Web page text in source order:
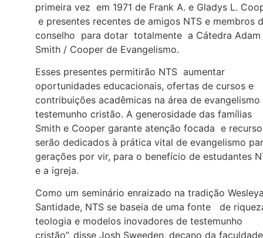
primeira vez em 1971 de Frank A. e Gladys L.
e presentes recentes de amigos NTS e membros
conselho para dotar totalmente a Cátedra Adam
Smith / Cooper de Evangelismo.
Esses presentes permitirão NTS aumentar
oportunidades educacionais, ofertas de cursos e
contribuições acadêmicas na área de evangelismo
testemunho cristão. A generosidade das famílias
Smith e Cooper garante atenção focada e
serão dedicados à prática vital de evangelismo
gerações por vir, para o benefício de estudantes
e a igreja.
Como um seminário enraizado na tradição
Santidade, NTS se baseia de uma fonte de
teologia e modelos inovadores de testemunho
cristão”, disse Josh Sweeden, decano da